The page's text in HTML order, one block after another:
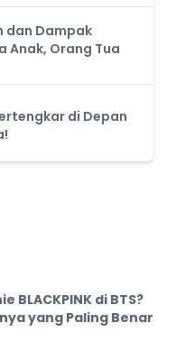
dan Dampak
Anak, Orang Tua
di Depan
BLACKPINK di BTS?
yang Paling Benar